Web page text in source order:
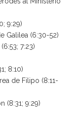
9:29)
Galilea (6:30-52)
7:23)
8:10)
de Filipo (8:11-
(8:31; 9:29)